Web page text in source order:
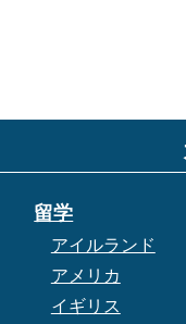
留学
アイルランド
アメリカ
イギリス